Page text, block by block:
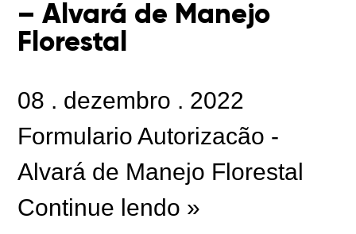
– Alvará de Manejo
Florestal
08 . dezembro . 2022
Formulario Autorizacão -
Alvará de Manejo Florestal
Continue lendo »